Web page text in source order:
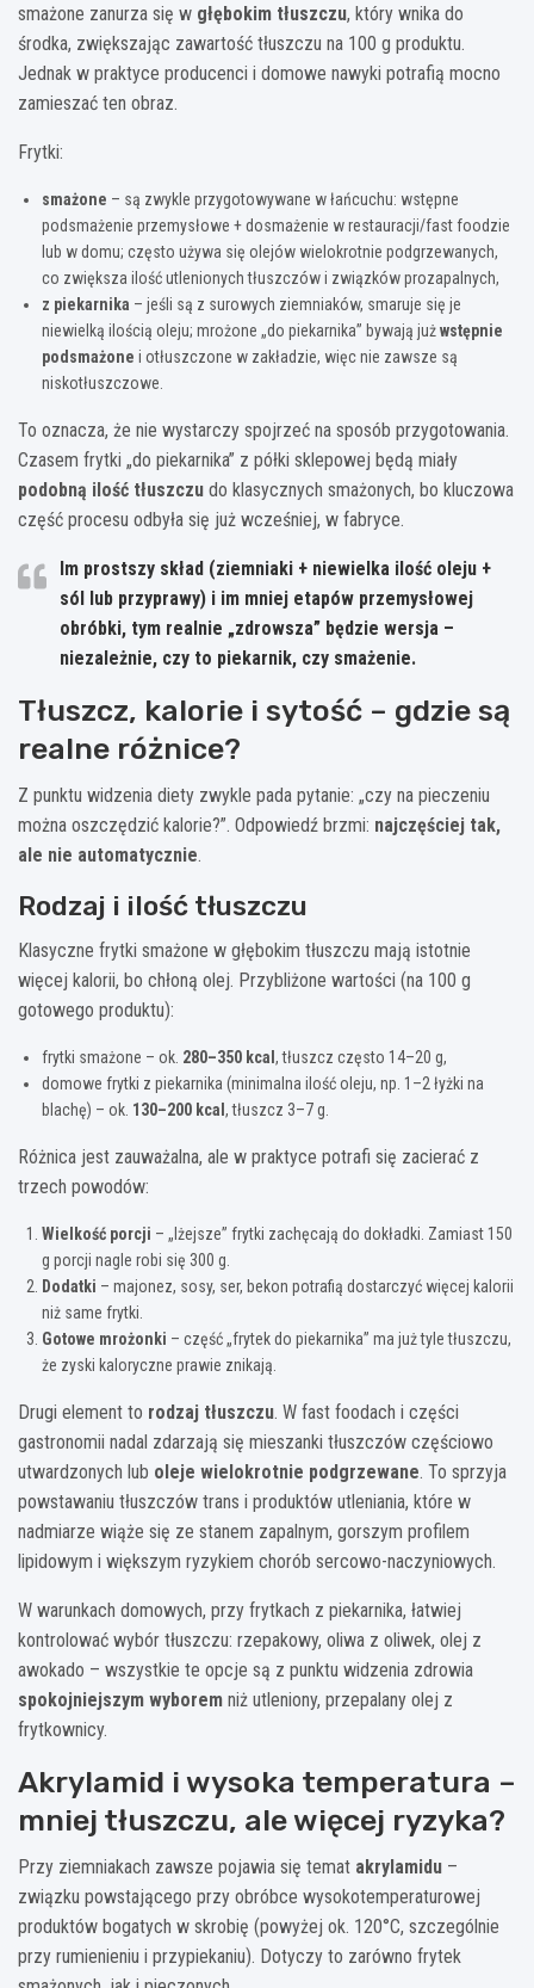
smażone zanurza się w głębokim tłuszczu, który wnika do
środka, zwiększając zawartość tłuszczu na 100 g produktu.
Jednak w praktyce producenci i domowe nawyki potrafią mocno
zamieszać ten obraz.
Frytki:
smażone – są zwykle przygotowywane w łańcuchu: wstępne
podsmażenie przemysłowe + dosmażenie w restauracji/fast foodzie
lub w domu; często używa się olejów wielokrotnie podgrzewanych,
co zwiększa ilość utlenionych tłuszczów i związków prozapalnych,
z piekarnika – jeśli są z surowych ziemniaków, smaruje się je
niewielką ilością oleju; mrożone „do piekarnika” bywają jużwstępnie
podsmażone i otłuszczone w zakładzie, więc nie zawsze są
niskotłuszczowe.
To oznacza, że nie wystarczy spojrzeć na sposób przygotowania.
Czasem frytki „do piekarnika” z półki sklepowej będą miały
podobną ilość tłuszczu do klasycznych smażonych, bo kluczowa
część procesu odbyła się już wcześniej, w fabryce.
Im prostszy skład (ziemniaki + niewielka ilość oleju +
sól lub przyprawy) i im mniej etapów przemysłowej
obróbki, tym realnie „zdrowsza” będzie wersja –
niezależnie, czy to piekarnik, czy smażenie.
Tłuszcz, kalorie i sytość – gdzie są
realne różnice?
Z punktu widzenia diety zwykle pada pytanie: „czy na pieczeniu
można oszczędzić kalorie?”. Odpowiedź brzmi: najczęściej tak,
ale nie automatycznie.
Rodzaj i ilość tłuszczu
Klasyczne frytki smażone w głębokim tłuszczu mają istotnie
więcej kalorii, bo chłoną olej. Przybliżone wartości (na 100 g
gotowego produktu):
frytki smażone – ok. 280–350 kcal , tłuszcz często 14–20 g,
domowe frytki z piekarnika (minimalna ilość oleju, np. 1–2 łyżki na
blachę) – ok. 130–200 kcal , tłuszcz 3–7 g.
Różnica jest zauważalna, ale w praktyce potrafi się zacierać z
trzech powodów:
Wielkość porcji – „lżejsze” frytki zachęcają do dokładki. Zamiast 150
g porcji nagle robi się 300 g.
Dodatki – majonez, sosy, ser, bekon potrafią dostarczyć więcej kalorii
niż same frytki.
Gotowe mrożonki – część „frytek do piekarnika” ma już tyle tłuszczu,
że zyski kaloryczne prawie znikają.
Drugi element to rodzaj tłuszczu. W fast foodach i części
gastronomii nadal zdarzają się mieszanki tłuszczów częściowo
utwardzonych lub oleje wielokrotnie podgrzewane. To sprzyja
powstawaniu tłuszczów trans i produktów utleniania, które w
nadmiarze wiąże się ze stanem zapalnym, gorszym profilem
lipidowym i większym ryzykiem chorób sercowo-naczyniowych.
W warunkach domowych, przy frytkach z piekarnika, łatwiej
kontrolować wybór tłuszczu: rzepakowy, oliwa z oliwek, olej z
awokado – wszystkie te opcje są z punktu widzenia zdrowia
spokojniejszym wyborem niż utleniony, przepalany olej z
frytkownicy.
Akrylamid i wysoka temperatura –
mniej tłuszczu, ale więcej ryzyka?
Przy ziemniakach zawsze pojawia się temat akrylamidu –
związku powstającego przy obróbce wysokotemperaturowej
produktów bogatych w skrobię (powyżej ok. 120°C, szczególnie
przy rumienieniu i przypiekaniu). Dotyczy to zarówno frytek